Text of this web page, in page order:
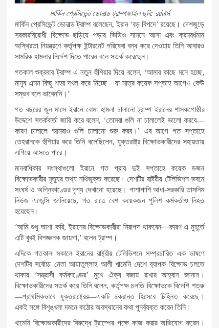
মার্কিন প্রেসিডেন্ট ডোনাল্ড ট্রাম্পফাইল ছবি: রয়টার্স
মার্কিন প্রেসিডেন্ট ডোনাল্ড ট্রাম্প বলেছেন, ইরান ‘বড় বিপদে’ রয়েছে। দেশজুড়ে
সরকারবিরোধী বিক্ষোভ ছড়িয়ে পড়ার ভিডিও সামনে আসা এবং ক্রমবর্ধমান
অস্থিরতা নিয়ন্ত্রণে কর্তৃপক্ষ ইন্টারনেট পরিষেবা বন্ধ করে দেওয়ায় তিনি আবারও
সামরিক হামলার নির্দেশ দিতে পারেন বলে সতর্ক করেছেন।
গতকাল শুক্রবার ট্রাম্প এ নতুন হুঁশিয়ার দিয়ে বলেন, ‘আমার কাছে মনে হচ্ছে,
মানুষ এমন কিছু শহর দখল করে নিচ্ছে—যা মাত্র কয়েক সপ্তাহ আগেও কেউ
সম্ভব বলে ভাবেননি।’
গত বছরের জুন মাসে ইরানে বোমা হামলা চালানো ট্রাম্প ইরানের শাসকগোষ্ঠীর
উদ্দেশে সতর্কবার্তা জারি করে বলেন, ‘তোমরা গুলি না চালালেই ভালো করবে—
কারণ চালালে আমরাও গুলি চালানো শুরু করব।’ এর আগে গত সপ্তাহে
তেহরানকে হুঁশিয়ার করে তিনি বলেছিলেন, যুক্তরাষ্ট্র বিক্ষোভকারীদের সহায়তায়
এগিয়ে আসতে পারে।
মানবাধিকার সংস্থাগুলো ইরানে গত প্রায় দুই সপ্তাহে কয়েক ডজন
বিক্ষোভকারীর মৃত্যুর তথ্য নথিভুক্ত করেছে। দেশটির রাষ্ট্রীয় টেলিভিশন ভবনে
সংঘর্ষ ও অগ্নিকাণ্ডের দৃশ্য দেখানো হয়েছে। পাশাপাশি আধা-সরকারি তাসনিম
নিউজ এজেন্সি জানিয়েছে, গত রাতে বেশ কয়েকজন পুলিশ কর্মকর্তাও নিহত
হয়েছেন।
‘আমি শুধু আশা করি, ইরানের বিক্ষোভকারীরা নিরাপদ থাকবেন—কারণ এ মুহূর্তে
এটি খুবই বিপজ্জনক জায়গা,’ বলেন ট্রাম্প।
এদিকে গতকাল সকালে ইরানের রাষ্ট্রীয় টেলিভিশনে সম্প্রচারিত এক ভাষণে
দেশটির সর্বোচ্চ নেতা আয়াতুল্লাহ আলী খামেনি দেশে ব্যাপক বিক্ষোভ চলতে
থাকায় ‘সন্ত্রাসী কর্মকাণ্ডের’ মুখে ঐক্য বজায় রাখার আহ্বান জানান।
বিক্ষোভকারীদের সতর্ক করে তিনি বলেন, কর্তৃপক্ষ চলতি বিক্ষোভকে বিদেশি শত্রু
—প্রাথমিকভাবে যুক্তরাষ্ট্রের—একটি চক্রান্ত হিসেবে চিহ্নিত করেছে।
একই সঙ্গে বিশৃঙ্খলা দমনে কঠোর অবস্থানের কথা পুনর্ব্যক্ত করেন তিনি।
খামেনি বিক্ষোভকারীদের বিরুদ্ধে ট্রাম্পের পক্ষে কাজ করার অভিযোগ করেন।